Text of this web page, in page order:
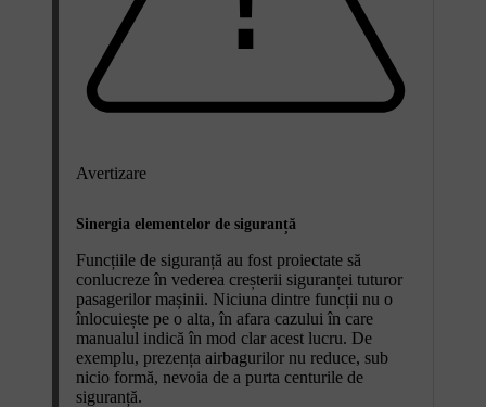
Avertizare
Sinergia elementelor de siguranță
Funcțiile de siguranță au fost proiectate să
conlucreze în vederea creșterii siguranței tuturor
pasagerilor mașinii. Niciuna dintre funcții nu o
înlocuiește pe o alta, în afara cazului în care
manualul indică în mod clar acest lucru. De
exemplu, prezența airbagurilor nu reduce, sub
nicio formă, nevoia de a purta centurile de
siguranță.